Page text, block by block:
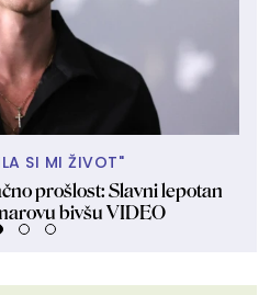
SI MI ŽIVOT"
prošlost: Slavni lepotan
bivšu VIDEO